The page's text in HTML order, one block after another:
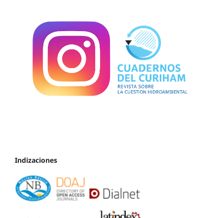
Indizaciones